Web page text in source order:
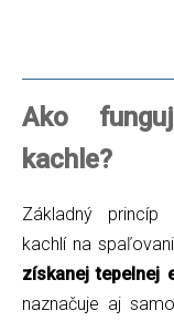
Ako
kachle?
Základný princíp
kachlí na
získanej tepelnej
naznačuje aj